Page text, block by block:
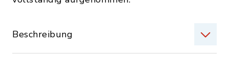
Beschreibung